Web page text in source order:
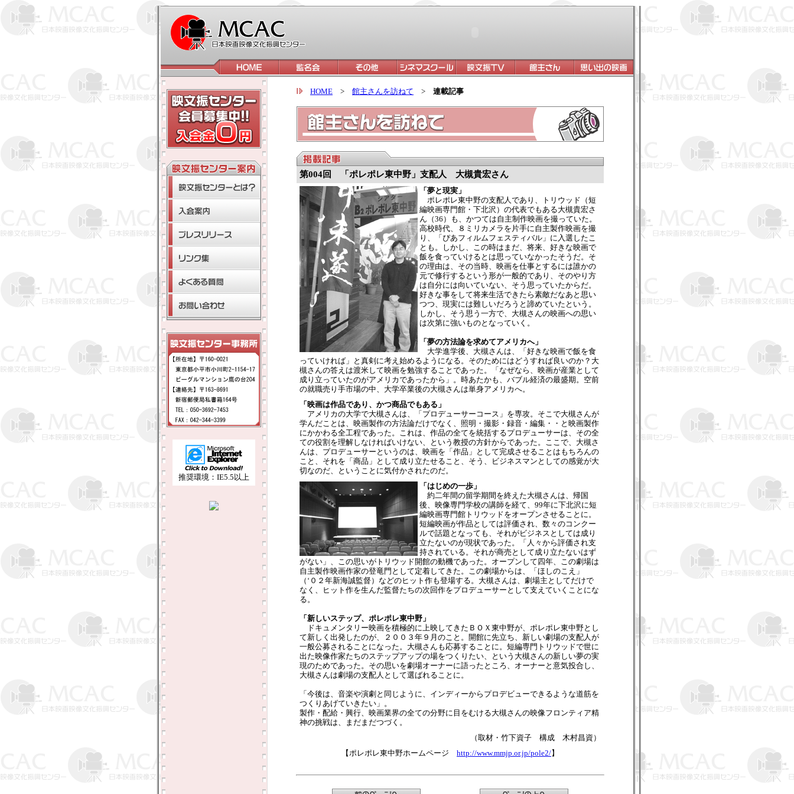
推奨環境：IE5.5以上
HOME > 館主さんを訪ねて > 連載記事
第004回 「ポレポレ東中野」支配人 大槻貴宏さん
「夢と現実」
ポレポレ東中野の支配人であり、トリウッド（短
編映画専門館・下北沢）の代表でもある大槻貴宏さ
ん（36）も、かつては自主制作映画を撮っていた。
高校時代、８ミリカメラを片手に自主製作映画を撮
り、「ぴあフィルムフェスティバル」に入選したこ
とも。しかし、この時はまだ、将来、好きな映画で
飯を食っていけるとは思っていなかったそうだ。そ
の理由は、その当時、映画を仕事とするには誰かの
元で修行するという形が一般的であり、そのやり方
は自分には向いていない、そう思っていたからだ。
好きな事をして将来生活できたら素敵だなあと思い
つつ、現実には難しいだろうと諦めていたという。
しかし、そう思う一方で、大槻さんの映画への思い
は次第に強いものとなっていく。
「夢の方法論を求めてアメリカへ」
大学進学後、大槻さんは、「好きな映画で飯を食
っていければ」と真剣に考え始めるようになる。そのためにはどうすれば良いのか？大
槻さんの答えは渡米して映画を勉強することであった。「なぜなら、映画が産業として
成り立っていたのがアメリカであったから」。時あたかも、バブル経済の最盛期。空前
の就職売り手市場の中、大学卒業後の大槻さんは単身アメリカへ。
「映画は作品であり、かつ商品でもある」
アメリカの大学で大槻さんは、「プロデューサーコース」を専攻。そこで大槻さんが
学んだことは、映画製作の方法論だけでなく、照明・撮影・録音・編集・・と映画製作
にかかわる全工程であった。これは、作品の全てを統括するプロデューサーは、その全
ての役割を理解しなければいけない、という教授の方針からであった。ここで、大槻さ
んは、プロデューサーというのは、映画を「作品」として完成させることはもちろんの
こと、それを「商品」として成り立たせること、そう、ビジネスマンとしての感覚が大
切なのだ、ということに気付かされたのだ。
「はじめの一歩」
約二年間の留学期間を終えた大槻さんは、帰国
後、映像専門学校の講師を経て、99年に下北沢に短
編映画専門館トリウッドをオープンさせることに。
短編映画が作品としては評価され、数々のコンクー
ルで話題となっても、それがビジネスとしては成り
立たないのが現状であった。「人々から評価され支
持されている。それが商売として成り立たないはず
がない」、この思いがトリウッド開館の動機であった。オープンして四年、この劇場は
自主製作映画作家の登竜門として定着してきた。この劇場からは、「ほしのこえ」
（‘０２年新海誠監督）などのヒット作も登場する。大槻さんは、劇場主としてだけで
なく、ヒット作を生んだ監督たちの次回作をプロデューサーとして支えていくことにな
る。
「新しいステップ、ポレポレ東中野」
ドキュメンタリー映画を積極的に上映してきたＢＯＸ東中野が、ポレポレ東中野とし
て新しく出発したのが、２００３年９月のこと。開館に先立ち、新しい劇場の支配人が
一般公募されることになった。大槻さんも応募することに。短編専門トリウッドで世に
出た映像作家たちのステップアップの場をつくりたい、という大槻さんの新しい夢の実
現のためであった。その思いを劇場オーナーに語ったところ、オーナーと意気投合し、
大槻さんは劇場の支配人として選ばれることに。
「今後は、音楽や演劇と同じように、インディーからプロデビューできるような道筋を
つくりあげていきたい」。
製作・配給・興行、映画業界の全ての分野に目をむける大槻さんの映像フロンティア精
神の挑戦は、まだまだつづく。
（取材・竹下資子 構成 木村昌資）
【ポレポレ東中野ホームページ http://www.mmjp.or.jp/pole2/】